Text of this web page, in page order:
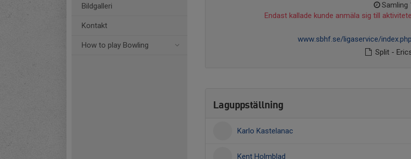
Bildgalleri
Kontakt
How to play Bowling
Samling
Endast kallade kunde anmäla sig till
www.sbhf.se/ligaservice/
Split -
Laguppställning
Karlo Kastelanac
Kent Holmblad